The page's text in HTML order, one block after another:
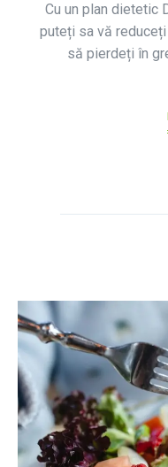
Cu un plan dietetic
puteți sa vă
să pierdeți în